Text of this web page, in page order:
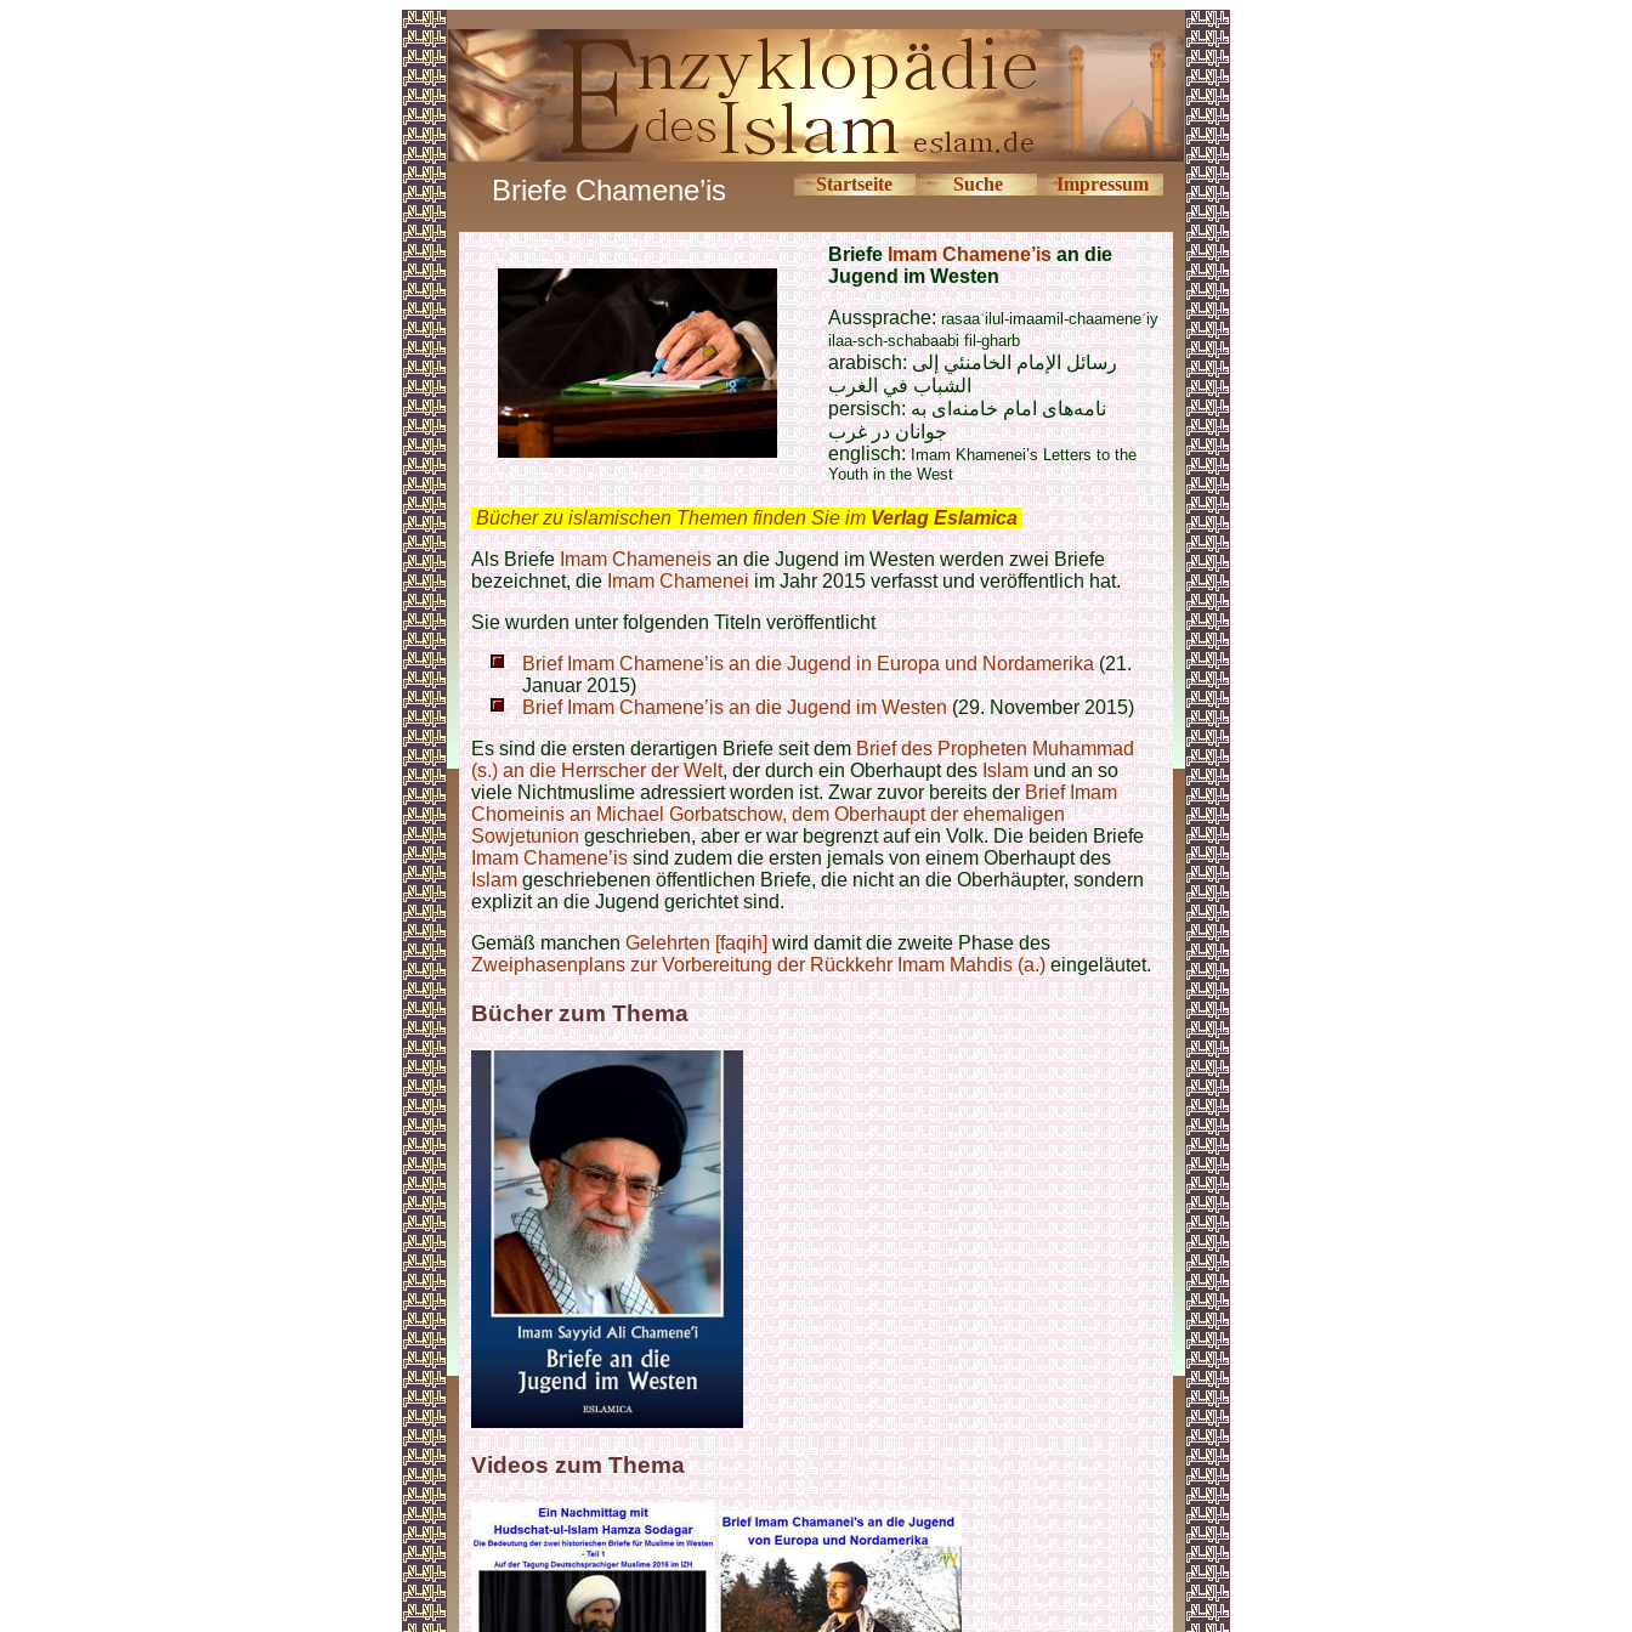
Briefe Chamene’is Startseite Suche Impressum
BriefeImam Chamene’isan die
Jugend im Westen
Aussprache:rasaaʾilul-imaamil-chaameneʾiy
ilaa-sch-schabaabi fil-gharb
arabisch:رسائل الإمام الخامنئي إلى
الشباب في الغرب
persisch:نامه‌های امام خامنه‌ای به
جوانان در غرب
englisch:Imam Khamenei’s Letters to the
Youth in the West
Bücher zu islamischen Themen finden Sie im Verlag Eslamica
Als BriefeImam Chameneisan die Jugend im Westen werden zwei Briefe
bezeichnet, dieImam Chameneiim Jahr 2015 verfasst und veröffentlich hat.
Sie wurden unter folgenden Titeln veröffentlicht
Brief Imam Chamene’is an die Jugend in Europa und Nordamerika(21.
Januar 2015)
Brief Imam Chamene’is an die Jugend im Westen(29. November 2015)
Es sind die ersten derartigen Briefe seit demBrief des Propheten Muhammad
(s.) an die Herrscher der Welt, der durch ein Oberhaupt desIslamund an so
viele Nichtmuslime adressiert worden ist. Zwar zuvor bereits derBrief Imam
Chomeinis an Michael Gorbatschow, dem Oberhaupt der ehemaligen
Sowjetuniongeschrieben, aber er war begrenzt auf ein Volk. Die beiden Briefe
Imam Chamene’issind zudem die ersten jemals von einem Oberhaupt des
Islamgeschriebenen öffentlichen Briefe, die nicht an die Oberhäupter, sondern
explizit an die Jugend gerichtet sind.
Gemäß manchenGelehrten [faqih]wird damit die zweite Phase des
Zweiphasenplans zur Vorbereitung der Rückkehr Imam Mahdis (a.)eingeläutet.
Bücher zum Thema
Videos zum Thema